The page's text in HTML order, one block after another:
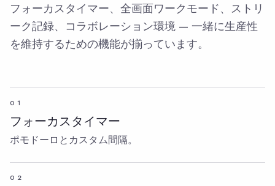
フォーカスタイマー、全画面ワークモード、ストリ
ーク記録、コラボレーション環境 — 一緒に生産性
を維持するための機能が揃っています。
01
フォーカスタイマー
ポモドーロとカスタム間隔。
02